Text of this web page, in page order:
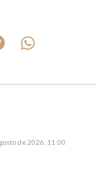
de 2026, 11:00